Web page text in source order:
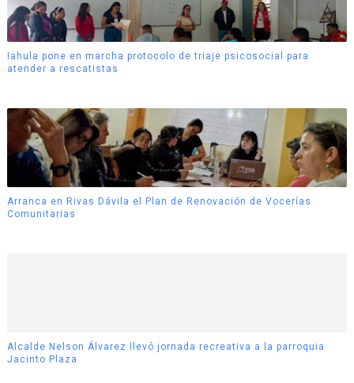
Iahula pone en marcha protocolo de triaje psicosocial para
atender a rescatistas
Arranca en Rivas Dávila el Plan de Renovación de Vocerías
Comunitarias
Alcalde Nelson Álvarez llevó jornada recreativa a la parroquia
Jacinto Plaza